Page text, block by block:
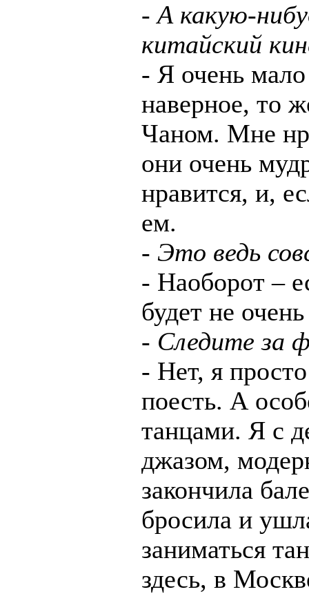
- А какую-
китайский
- Я очень мало
наверное, то
Чаном. Мне
они очень
нравится, и,
ем.
- Это ведь
- Наоборот –
будет не
- Следите за
- Нет, я
поесть. А
танцами. Я с
джазом,
закончила
бросила и
заниматься
здесь, в